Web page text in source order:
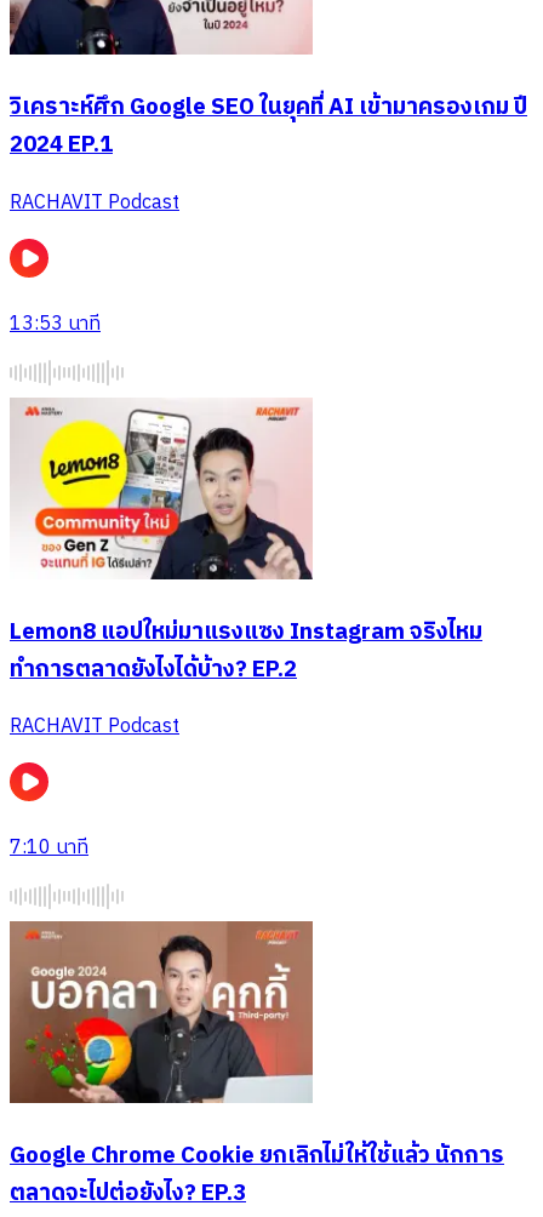
วิเคราะห์ศึก Google SEO ในยุคที่ AI เข้ามาครองเกม ปี
2024 EP.1
RACHAVIT Podcast
13:53นาที
Lemon8 แอปใหม่มาแรงแซง Instagram จริงไหม
ทำการตลาดยังไงได้บ้าง? EP.2
RACHAVIT Podcast
7:10นาที
Google Chrome Cookie ยกเลิกไม่ให้ใช้แล้ว นักการ
ตลาดจะไปต่อยังไง? EP.3